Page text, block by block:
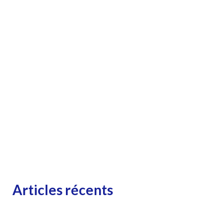
Articles récents